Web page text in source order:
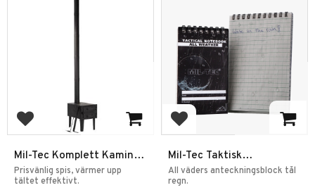
Lägg till i favoriter
Mil-Tec Komplett Kamin
för tält
Prisvänlig spis, värmer upp
tältet effektivt.
Lägg till i favoriter
Mil-Tec Taktisk
Anteckningsblock
Vattentålig
All väders anteckningsblock tål
regn.